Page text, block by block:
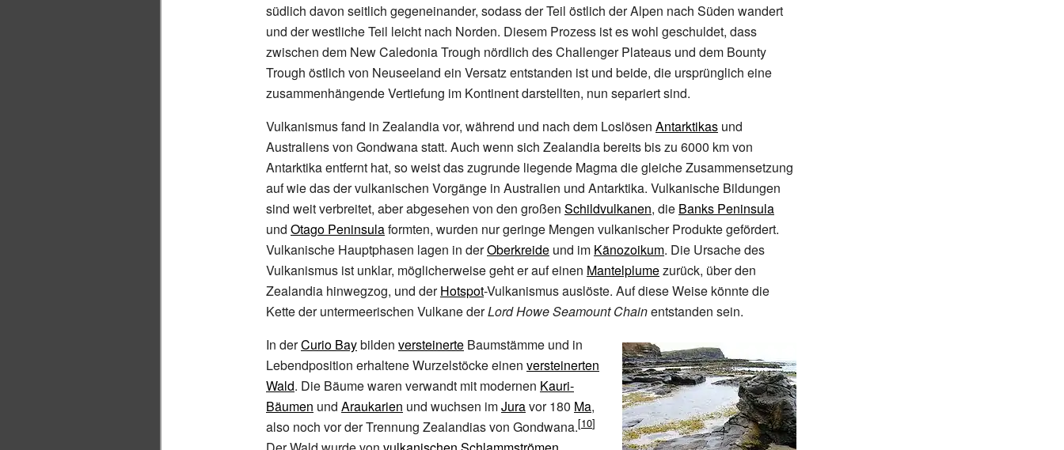
südlich davon seitlich gegeneinander, sodass der Teil östlich der Alpen nach Süden wandert
und der westliche Teil leicht nach Norden. Diesem Prozess ist es wohl geschuldet, dass
zwischen dem New Caledonia Trough nördlich des Challenger Plateaus und dem Bounty
Trough östlich von Neuseeland ein Versatz entstanden ist und beide, die ursprünglich eine
zusammenhängende Vertiefung im Kontinent darstellten, nun separiert sind.
Vulkanismus fand in Zealandia vor, während und nach dem Loslösen Antarktikas und
Australiens von Gondwana statt. Auch wenn sich Zealandia bereits bis zu 6000 km von
Antarktika entfernt hat, so weist das zugrunde liegende Magma die gleiche Zusammensetzung
auf wie das der vulkanischen Vorgänge in Australien und Antarktika. Vulkanische Bildungen
sind weit verbreitet, aber abgesehen von den großen Schildvulkanen, die Banks Peninsula
und Otago Peninsulaformten, wurden nur geringe Mengen vulkanischer Produkte gefördert.
Vulkanische Hauptphasen lagen in derOberkreide und im Känozoikum. Die Ursache des
Vulkanismus ist unklar, möglicherweise geht er auf einen Mantelplumezurück, über den
Zealandia hinwegzog, und derHotspot-Vulkanismus auslöste. Auf diese Weise könnte die
Kette der untermeerischen Vulkane derLord Howe Seamount Chainentstanden sein.
In derCurio Baybilden versteinerte Baumstämme und in
Lebendposition erhaltene Wurzelstöcke einen versteinerten
Wald. Die Bäume waren verwandt mit modernen Kauri-
Bäumen und Araukarien und wuchsen imJuravor 180 Ma,
also noch vor der Trennung Zealandias von Gondwana.